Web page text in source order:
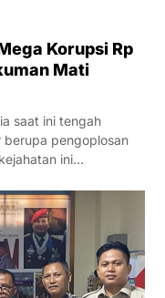
Korupsi Rp
Mati
saat ini tengah
berupa pengoplosan
ini…